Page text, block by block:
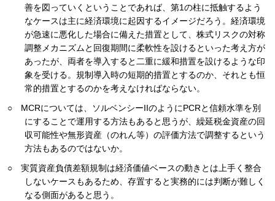
善を図っていくということであれば、第1の柱に抵触するよう
なケースは主に経済環境に起因するイメージだろう。経済環境
が急速に悪化した場合に備えた措置として、株式リスクの対称
調整メカニズムと回復期間に柔軟性を設けるといった考え方が
あったが、両者を導入すると二重に緩和措置を設けるような印
象を受ける。規制導入時の短期的措置とするのか、それとも恒
常的措置とするのかを考えなければならない。
MCRについては、ソルベンシーIIのようにPCRと信頼水準を別
にすることで運用する方法もあると思うが、繰延税金資産の回
収可能性や無形資産（のれん等）の評価方法で調整するという
方法もあるのではないか。
実質資産負債差額規制は経済価値ベースの動きとは上手く整合
しないケースもあるため、存置すると実務的には判断が難しく
なる側面があると思う。